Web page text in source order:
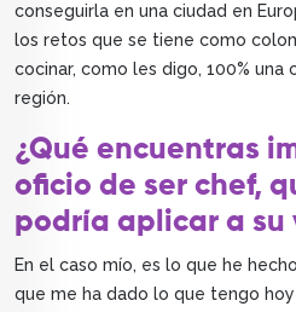
conseguirla en una ciudad en
los retos que se tiene como
cocinar, como les digo, 100% una
región.
¿Qué encuentras
oficio de ser chef,
podría aplicar a
En el caso mío, es lo que he
que me ha dado lo que tengo